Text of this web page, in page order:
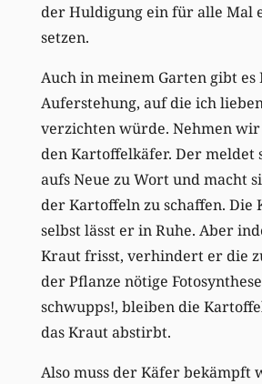
der Huldigung ein für alle Mal
setzen.
Auch in meinem Garten gibt
Auferstehung, auf die ich
verzichten würde. Nehmen
den Kartoffelkäfer. Der meldet
aufs Neue zu Wort und macht
der Kartoffeln zu schaffen. Die
selbst lässt er in Ruhe. Aber
Kraut frisst, verhindert er die
der Pflanze nötige
schwupps!, bleiben die
das Kraut abstirbt.
Also muss der Käfer bekämpft